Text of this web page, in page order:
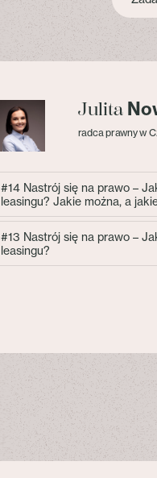
Julita
radca prawny w
#14 Nastrój się na prawo –
leasingu? Jakie można, a
#13 Nastrój się na prawo –
leasingu?